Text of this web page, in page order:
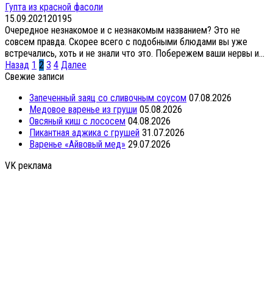
Гупта из красной фасоли
15.09.202120195
Очередное незнакомое и с незнакомым названием? Это не
совсем правда. Скорее всего с подобными блюдами вы уже
встречались, хоть и не знали что это. Побережем ваши нервы и...
Пагинация
записей
Назад 1 2 3 4 Далее
Свежие записи
Запеченный заяц со сливочным соусом 07.08.2026
Медовое варенье из груши 05.08.2026
Овсяный киш с лососем 04.08.2026
Пикантная аджика с грушей 31.07.2026
Варенье «Айвовый мед» 29.07.2026
VK реклама